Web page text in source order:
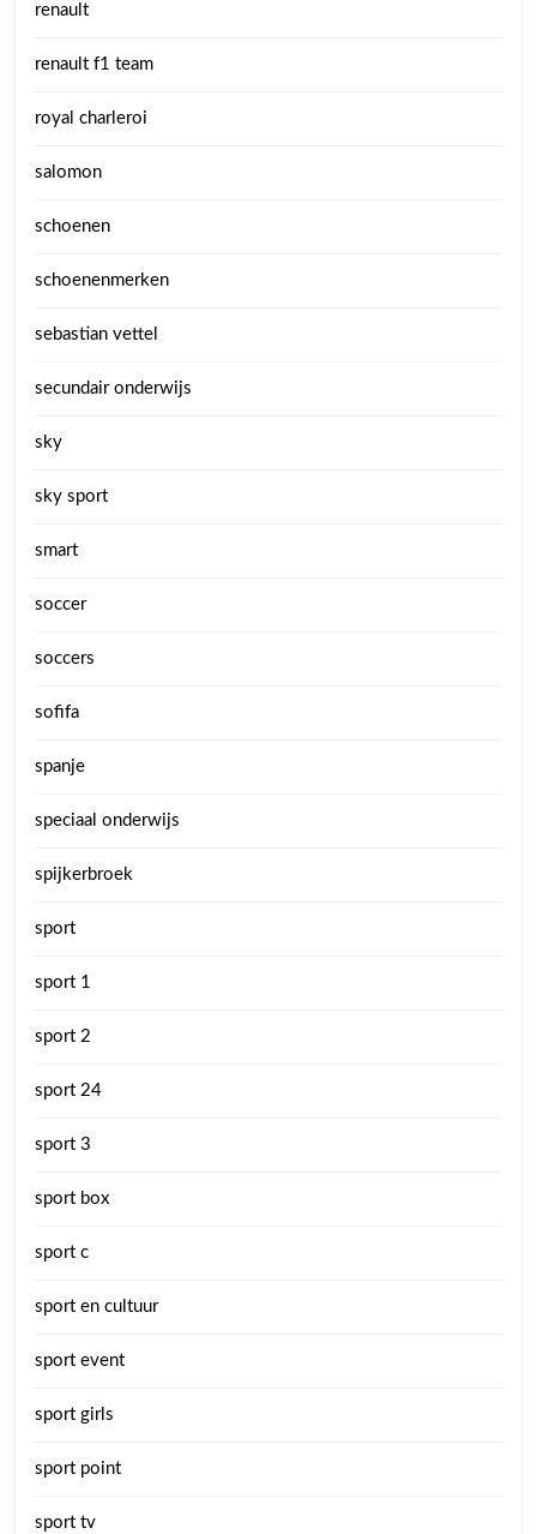
renault
renault f1 team
royal charleroi
salomon
schoenen
schoenenmerken
sebastian vettel
secundair onderwijs
sky
sky sport
smart
soccer
soccers
sofifa
spanje
speciaal onderwijs
spijkerbroek
sport
sport 1
sport 2
sport 24
sport 3
sport box
sport c
sport en cultuur
sport event
sport girls
sport point
sport tv